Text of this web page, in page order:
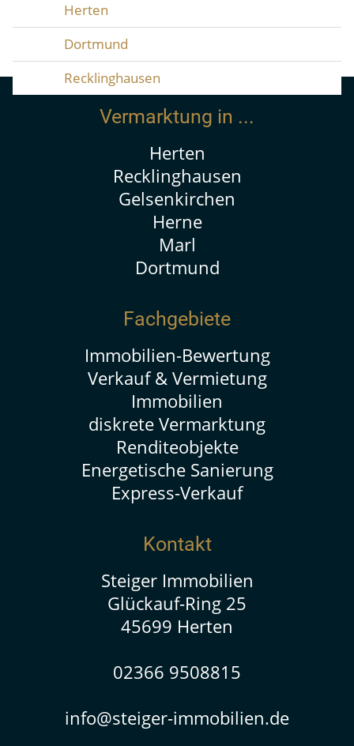
Herten
Dortmund
Recklinghausen
Vermarktung in ...
Herten
Recklinghausen
Gelsenkirchen
Herne
Marl
Dortmund
Fachgebiete
Immobilien-Bewertung
Verkauf & Vermietung
Immobilien
diskrete Vermarktung
Renditeobjekte
Energetische Sanierung
Express-Verkauf
Kontakt
Steiger Immobilien
Glückauf-Ring 25
45699 Herten
02366 9508815
info@steiger-immobilien.de